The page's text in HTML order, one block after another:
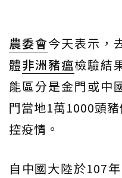
農委會今天表示，
體非洲豬瘟檢驗結
能區分是金門或中
門當地1萬1000頭
控疫情。
自中國大陸於107